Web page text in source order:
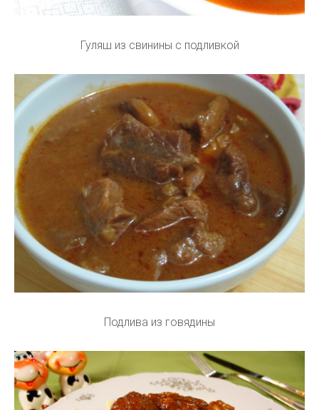
Гуляш из свинины с подливкой
Подлива из говядины